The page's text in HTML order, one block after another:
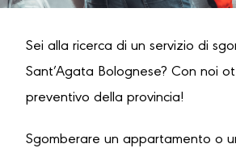
Sei alla ricerca di un servizio di
Sant’Agata Bolognese? Con noi
preventivo della provincia!
Sgomberare un appartamento o